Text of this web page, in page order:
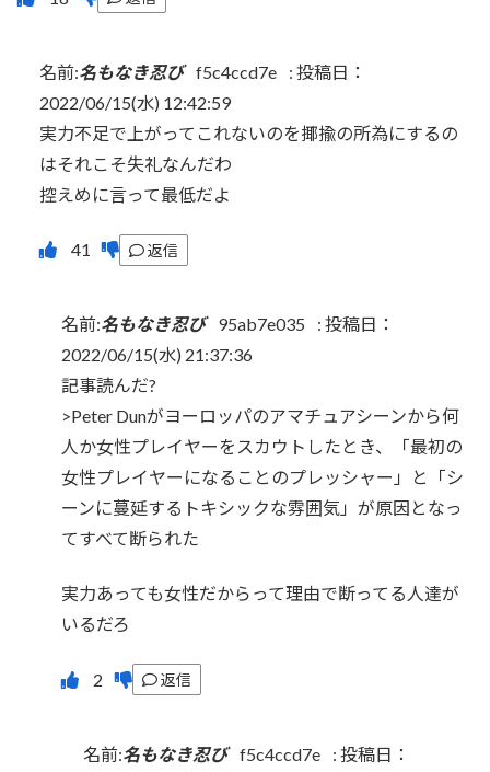
名前:名もなき忍び f5c4ccd7e : 投稿日：
2022/06/15(水) 12:42:59
実力不足で上がってこれないのを揶揄の所為にするの
はそれこそ失礼なんだわ
控えめに言って最低だよ
返信
名前:名もなき忍び 95ab7e035 : 投稿日：
2022/06/15(水) 21:37:36
記事読んだ?
>Peter Dunがヨーロッパのアマチュアシーンから何
人か女性プレイヤーをスカウトしたとき、「最初の
女性プレイヤーになることのプレッシャー」と「シ
ーンに蔓延するトキシックな雰囲気」が原因となっ
てすべて断られた
実力あっても女性だからって理由で断ってる人達が
いるだろ
返信
名前:名もなき忍び f5c4ccd7e : 投稿日：